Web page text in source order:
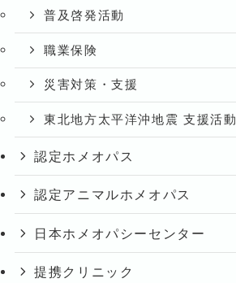
普及啓発活動
職業保険
災害対策・支援
東北地方太平洋沖地震 支援活動
認定ホメオパス
認定アニマルホメオパス
日本ホメオパシーセンター
提携クリニック